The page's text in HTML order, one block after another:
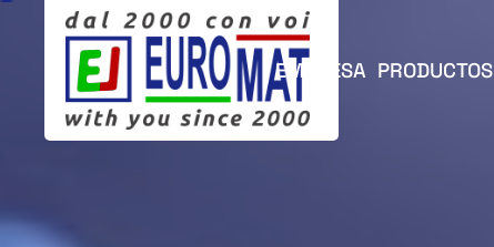
EMPRESA PRODUCTOS